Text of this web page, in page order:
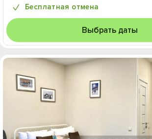
Бесплатная отмена
Выбрать даты